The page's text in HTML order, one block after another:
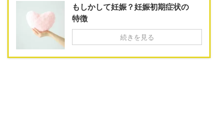
もしかして妊娠？妊娠初期症状の
特徴
続きを見る